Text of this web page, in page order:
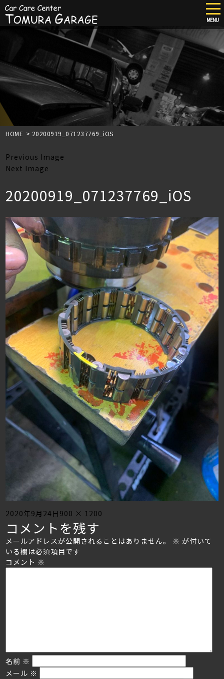
content
MENU
HOME > 20200919_071237769_iOS
Previous Image
Next Image
20200919_071237769_iOS
Posted
on
2020年9月24日 Full
size
900 × 1200
コメントを残す
メールアドレスが公開されることはありません。 ※ が付いて
いる欄は必須項目です
コメント ※
名前 ※
メール ※